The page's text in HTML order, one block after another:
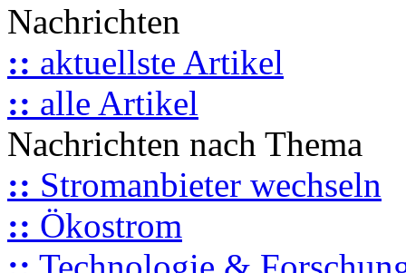
Nachrichten
:: aktuellste Artikel
:: alle Artikel
Nachrichten nach Thema
:: Stromanbieter wechseln
:: Ökostrom